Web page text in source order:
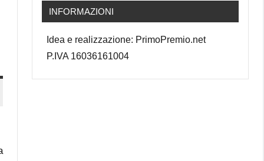
INFORMAZIONI
Idea e realizzazione: PrimoPremio.net
P.IVA 16036161004